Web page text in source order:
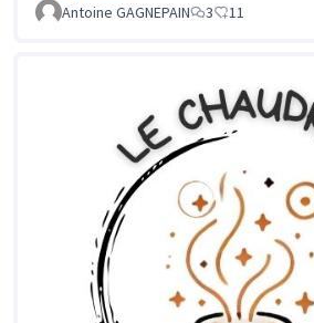
Antoine GAGNEPAIN 3 11